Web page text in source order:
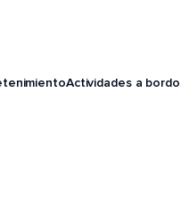
Actividades a bordo